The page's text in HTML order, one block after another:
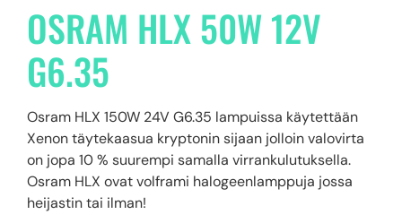
OSRAM HLX 50W 12V
G6.35
Osram HLX 150W 24V G6.35 lampuissa käytettään
Xenon täytekaasua kryptonin sijaan jolloin valovirta
on jopa 10 % suurempi samalla virrankulutuksella.
Osram HLX ovat volframi halogeenlamppuja jossa
heijastin tai ilman!